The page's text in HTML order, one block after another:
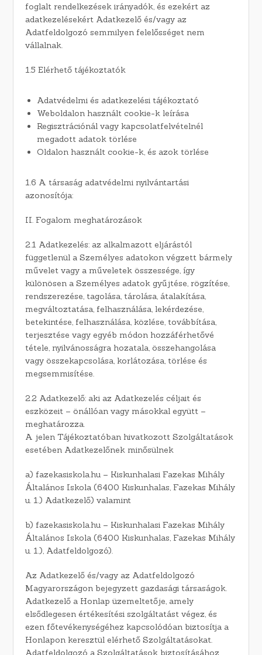
foglalt rendelkezések irányadók, és ezekért az
adatkezelésekért Adatkezelő és/vagy az
Adatfeldolgozó semmilyen felelősséget nem
vállalnak.
1.5 Elérhető tájékoztatók
Adatvédelmi és adatkezelési tájékoztató
Weboldalon használt cookie-k leírása
Regisztrációnál vagy kapcsolatfelvételnél
megadott adatok törlése
Oldalon használt cookie-k, és azok törlése
1.6 A társaság adatvédelmi nyilvántartási
azonosítója:
II. Fogalom meghatározások
2.1 Adatkezelés: az alkalmazott eljárástól
függetlenül a Személyes adatokon végzett bármely
művelet vagy a műveletek összessége, így
különösen a Személyes adatok gyűjtése, rögzítése,
rendszerezése, tagolása, tárolása, átalakítása,
megváltoztatása, felhasználása, lekérdezése,
betekintése, felhasználása, közlése, továbbítása,
terjesztése vagy egyéb módon hozzáférhetővé
tétele, nyilvánosságra hozatala, összehangolása
vagy összekapcsolása, korlátozása, törlése és
megsemmisítése.
2.2 Adatkezelő: aki az Adatkezelés céljait és
eszközeit – önállóan vagy másokkal együtt –
meghatározza.
A jelen Tájékoztatóban hivatkozott Szolgáltatások
esetében Adatkezelőnek minősülnek
a) fazekasiskola.hu – Kiskunhalasi Fazekas Mihály
Általános Iskola (6400 Kiskunhalas, Fazekas Mihály
u. 1.) Adatkezelő) valamint
b) fazekasiskola.hu – Kiskunhalasi Fazekas Mihály
Általános Iskola (6400 Kiskunhalas, Fazekas Mihály
u. 1.), Adatfeldolgozó).
Az Adatkezelő és/vagy az Adatfeldolgozó
Magyarországon bejegyzett gazdasági társaságok.
Adatkezelő a Honlap üzemeltetője, amely
elsődlegesen értékesítési szolgáltatást végez, és
ezen főtevékenységéhez kapcsolódóan biztosítja a
Honlapon keresztül elérhető Szolgáltatásokat.
Adatfeldolgozó a Szolgáltatások biztosításához